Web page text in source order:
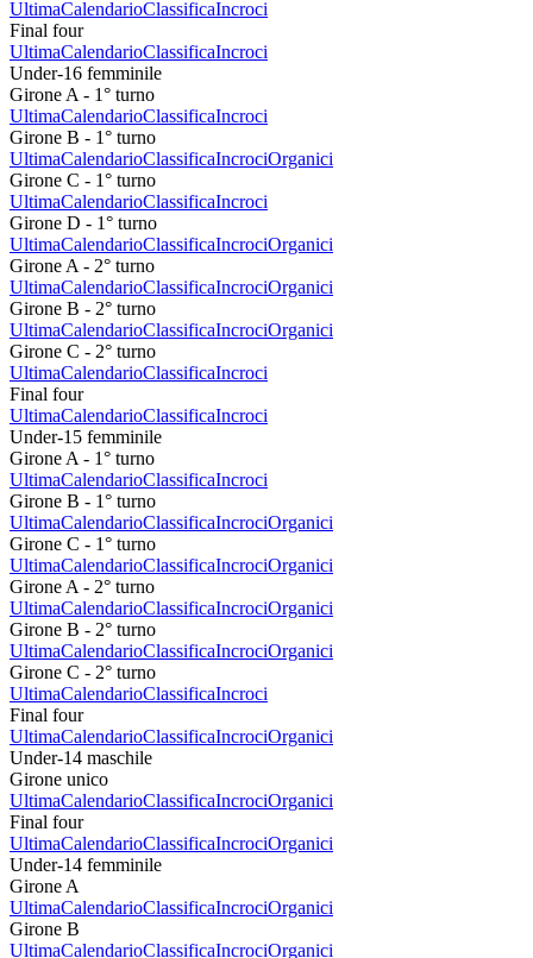
UltimaCalendarioClassificaIncroci
Final four
UltimaCalendarioClassificaIncroci
Under-16 femminile
Girone A - 1° turno
UltimaCalendarioClassificaIncroci
Girone B - 1° turno
UltimaCalendarioClassificaIncrociOrganici
Girone C - 1° turno
UltimaCalendarioClassificaIncroci
Girone D - 1° turno
UltimaCalendarioClassificaIncrociOrganici
Girone A - 2° turno
UltimaCalendarioClassificaIncrociOrganici
Girone B - 2° turno
UltimaCalendarioClassificaIncrociOrganici
Girone C - 2° turno
UltimaCalendarioClassificaIncroci
Final four
UltimaCalendarioClassificaIncroci
Under-15 femminile
Girone A - 1° turno
UltimaCalendarioClassificaIncroci
Girone B - 1° turno
UltimaCalendarioClassificaIncrociOrganici
Girone C - 1° turno
UltimaCalendarioClassificaIncrociOrganici
Girone A - 2° turno
UltimaCalendarioClassificaIncrociOrganici
Girone B - 2° turno
UltimaCalendarioClassificaIncrociOrganici
Girone C - 2° turno
UltimaCalendarioClassificaIncroci
Final four
UltimaCalendarioClassificaIncrociOrganici
Under-14 maschile
Girone unico
UltimaCalendarioClassificaIncrociOrganici
Final four
UltimaCalendarioClassificaIncrociOrganici
Under-14 femminile
Girone A
UltimaCalendarioClassificaIncrociOrganici
Girone B
UltimaCalendarioClassificaIncrociOrganici